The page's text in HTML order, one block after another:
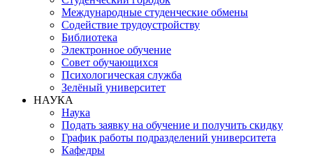
Международные студенческие обмены
Содействие трудоустройству
Библиотека
Электронное обучение
Совет обучающихся
Психологическая служба
Зелёный университет
НАУКА
Наука
Подать заявку на обучение и получить скидку
График работы подразделений университета
Кафедры